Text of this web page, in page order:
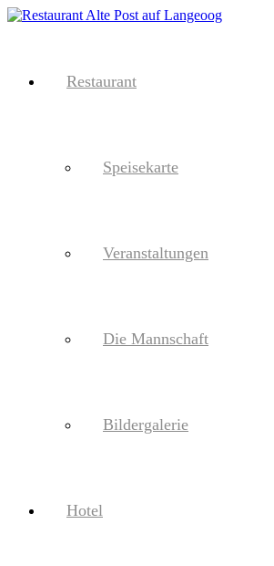
Restaurant
Speisekarte
Veranstaltungen
Die Mannschaft
Bildergalerie
Hotel